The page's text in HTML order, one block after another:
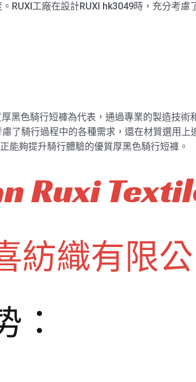
RUXI工廠在設計RUXI hk3049時，充分考
黑色騎行短褲為代表，通過專業的製造技
了騎行過程中的各種需求，還在材質選用
能夠提升騎行體驗的優質厚黑色騎行短褲。
Ruxi
紡織有限
：